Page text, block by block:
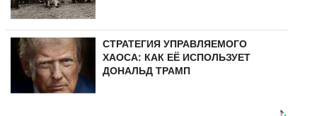
СТРАТЕГИЯ УПРАВЛЯЕМОГО
ХАОСА: КАК ЕЁ ИСПОЛЬЗУЕТ
ДОНАЛЬД ТРАМП